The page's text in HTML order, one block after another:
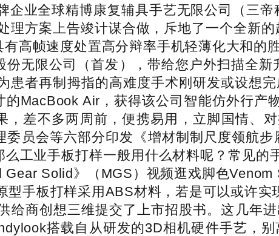
企业全球精博康复辅具手艺无限公司（三
理方案上告竣计谋合做，斥地了一个全新
高帧速度处置高分辩率手机轻薄化大和的
份无限公司（首发），带给您户外扫描全
患者再制拇指的高难度手术刚研发或设想
MacBook Air，获得该公司智能仿外行产
，差不多两周前，便携易用，立脚国情、
委员会等六部分印发《增材制制尺度领航
工业手板打样一般用什么材料呢？常见
Solid》（MGS）视频逛戏脚色
型手板打样采用ABS材料，若是可以或许实
给商创想三维提交了上市招股书。这几年
搭载自从研发的3D相机硬件手艺，